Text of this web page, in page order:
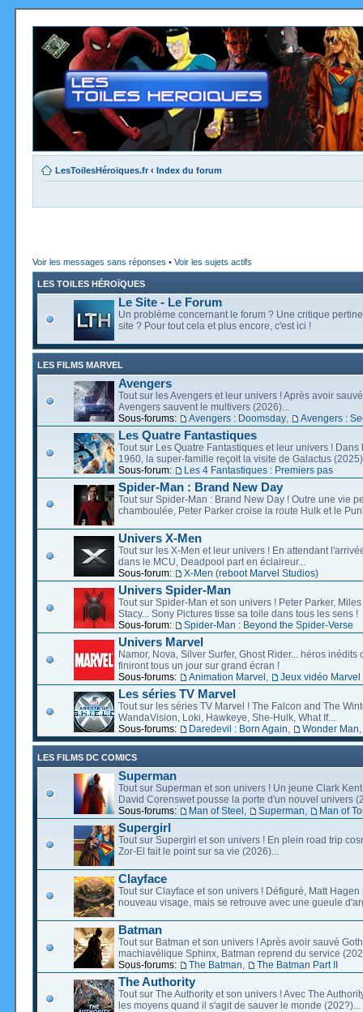
LesToilesHéroïques.fr ‹ Index du forum
Voir les messages sans réponses • Voir les sujets actifs
LES TOILES HÉROÏQUES
Le Site - Le Forum
Un problème concernant le forum ? Une critique
site ? Pour tout cela et plus encore, c'est ici !
LES FILMS MARVEL
Avengers
Tout sur les Avengers et leur univers ! Après avoir
Avengers sauvent le multivers (2026)...
Sous-forums:
Avengers : Doomsday Avengers :
Les Quatre Fantastiques
Tout sur Les Quatre Fantastiques et leur univers ! Dans
1960, la super-famille reçoit la visite de Galactus
Sous-forum:
Les 4 Fantastiques : Premiers pas
Spider-Man : Brand New Day
Tout sur Spider-Man : Brand New Day ! Outre une vie
chamboulée, Peter Parker croise la route Hulk et le
Univers X-Men
Tout sur les X-Men et leur univers ! En attendant
dans le MCU, Deadpool part en éclaireur...
Sous-forum:
X-Men (reboot Marvel Studios)
Univers Spider-Man
Tout sur Spider-Man et son univers ! Peter Parker,
Stacy... Sony Pictures tisse sa toile dans tous les sens !
Sous-forum:
Spider-Man : Beyond the Spider-Verse
Univers Marvel
Namor, Nova, Silver Surfer, Ghost Rider... héros inédits
finiront tous un jour sur grand écran !
Sous-forums:
Animation Marvel Jeux vidéo Marvel
Les séries TV Marvel
Tout sur les séries TV Marvel ! The Falcon and The
WandaVision, Loki, Hawkeye, She-Hulk, What If...
Sous-forums:
Daredevil : Born Again Wonder Man
LES FILMS DC COMICS
Superman
Tout sur Superman et son univers ! Un jeune Clark
David Corenswet pousse la porte d'un nouvel univers
Sous-forums:
Man of Steel Superman Man of
Supergirl
Tout sur Supergirl et son univers ! En plein road trip
Zor-El fait le point sur sa vie (2026)...
Clayface
Tout sur Clayface et son univers ! Défiguré, Matt Hagen
nouveau visage, mais se retrouve avec une gueule
Batman
Tout sur Batman et son univers ! Après avoir sauvé
machiavélique Sphinx, Batman reprend du service
Sous-forums:
The Batman The Batman Part II
The Authority
Tout sur The Authority et son univers ! Avec The
les moyens quand il s'agit de sauver le monde (202?)...